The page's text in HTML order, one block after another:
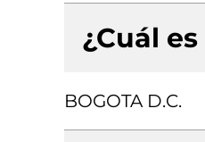
¿Cuál
BOGOTA D.C.